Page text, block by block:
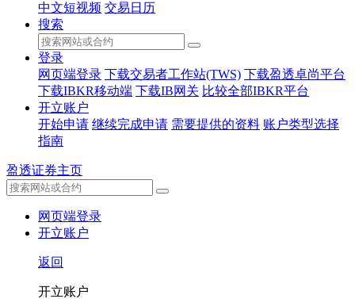
中文短视频 交易日历
搜索
登录
网页端登录 下载交易者工作站(TWS) 下载盈透卓尚平台
下载IBKR移动端 下载IB网关 比较全部IBKR平台
开立账户
开始申请 继续完成申请 需要提供的资料 账户类型选择
指南
盈透证券主页
网页端登录
开立账户
返回
开立账户